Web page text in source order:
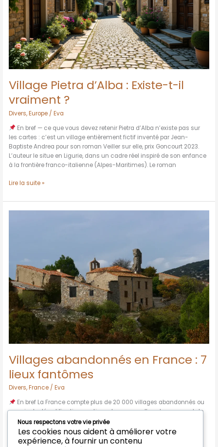
Village Pietra d’Alba : Existe-t-il
vraiment ?
Divers,Europe /Eva
En bref — ce que vous devez retenir Pietra d’Alba n’existe pas sur
les cartes : c’est un village entièrement fictif inventé par Jean-
Baptiste Andrea pour son roman Veiller sur elle, prix Goncourt 2023.
L’auteur le situe en Ligurie, dans un cadre réel inspiré de son enfance
à la frontière franco-italienne (Alpes-Maritimes). Le roman
vraiment
?
Lire la suite »
Villages abandonnés en France : 7
lieux fantômes
Divers,France /Eva
En bref La France compte plus de 20 000 villages abandonnés ou
en voie de désertification, vestiges de guerres, d’exodes ruraux et de
catastrophes Certains sont devenus des lieux de mémoire officiels
(Oradour-sur-Glane), d’autres ont été engloutis sous des barrages
(Tignes, Savines) Les Alpes et le Massif central concentrent la
lieux
fantômes
Nous respectons votre vie privée
Les cookies nous aident à améliorer votre
expérience, à fournir un contenu